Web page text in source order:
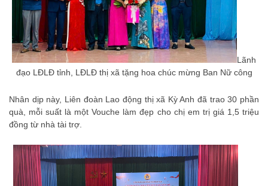
Lãnh
đạo LĐLĐ tỉnh, LĐLĐ thị xã tặng hoa chúc mừng Ban Nữ công
Nhân dịp này, Liên đoàn Lao động thị xã Kỳ Anh đã trao 30 phần
quà, mỗi suất là một Vouche làm đẹp cho chị em trị giá 1,5 triệu
đồng từ nhà tài trợ.